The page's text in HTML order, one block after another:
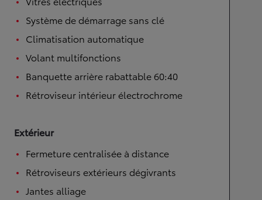
Système de démarrage sans clé
Climatisation automatique
Volant multifonctions
Banquette arrière rabattable 60:40
Rétroviseur intérieur électrochrome
Extérieur
Fermeture centralisée à distance
Rétroviseurs extérieurs dégivrants
Jantes alliage